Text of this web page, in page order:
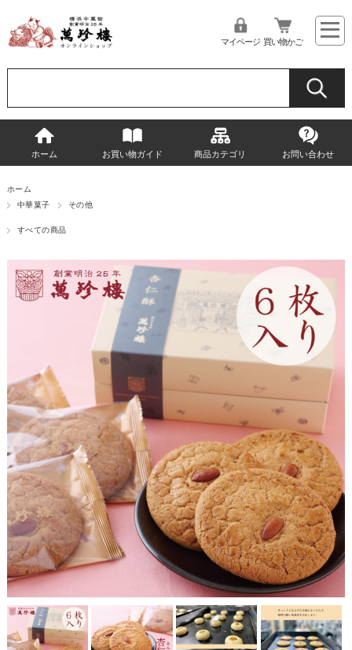
マイページ 買い物かご
ホーム お買い物ガイド 商品カテゴリ お問い合わせ
ホーム
中華菓子
その他
すべての商品